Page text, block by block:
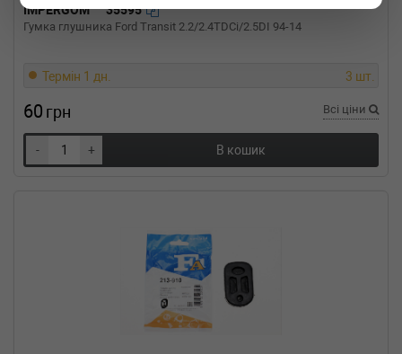
1.2 S 60 л.с. (1972-1975) 60 л.с. (1972-04-01-
1975-08-01) (Тип: Бензиновый двигатель,
01-1993-12-01) (Тип: Бензиновый двигатель,
UNO (146A/E)
50 1.1 50 л.с. (1990-1993) 50 л.с. (1990-01-01-
1993-12-01) (Тип: Бензиновый двигатель,
Об'єм: 37cc, Потужність: 50HP)
UNO (146A/E)
45 i.e. 1.0 45 л.с. (1984-1995) 45 л.с. (1984-04-
01-1995-10-01) (Тип: Бензиновый двигатель,
IMPERGOM 35595
Гумка глушника Ford Transit 2.2/2.4TDCi/2.5DI 94-14
Термін 1 дн. 3 шт.
60 грн Всі ціни
- + В кошик